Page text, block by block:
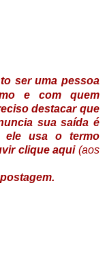
ser uma pessoa
e com quem
destacar que
sua saída é
ele usa o termo
cliqueaqui (aos